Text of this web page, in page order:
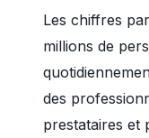
Les chiffres
millions de
des
prestataires et